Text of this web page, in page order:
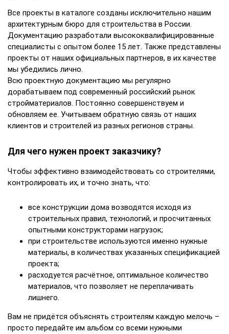
Все проекты в каталоге созданы исключительно нашим
архитектурным бюро для строительства в России.
Документацию разработали высококвалифицированные
специалисты с опытом более 15 лет. Также представлены
проекты от наших официальных партнеров, в их качестве
мы убедились лично.
Всю проектную документацию мы регулярно
дорабатываем под современный российский рынок
стройматериалов. Постоянно совершенствуем и
обновляем ее. Учитываем обратную связь от наших
клиентов и строителей из разных регионов страны.
Для чего нужен проект заказчику?
Чтобы эффективно взаимодействовать со строителями,
контролировать их, и точно знать, что:
все конструкции дома возводятся исходя из
строительных правил, технологий, и просчитанных
опытными конструкторами нагрузок;
при строительстве используются именно нужные
материалы, в количествах указанных спецификацией
проекта;
расходуется расчётное, оптимальное количество
материалов, что позволяет не переплачивать
лишнего.
Вам не придётся объяснять строителям каждую мелочь –
просто передайте им альбом со всеми нужными